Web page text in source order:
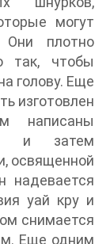
могут
Они плотно
так, чтобы
голову. Еще
изготовлен
написаны
и затем
освященной
надевается
уай кру и
снимается
Еще одним